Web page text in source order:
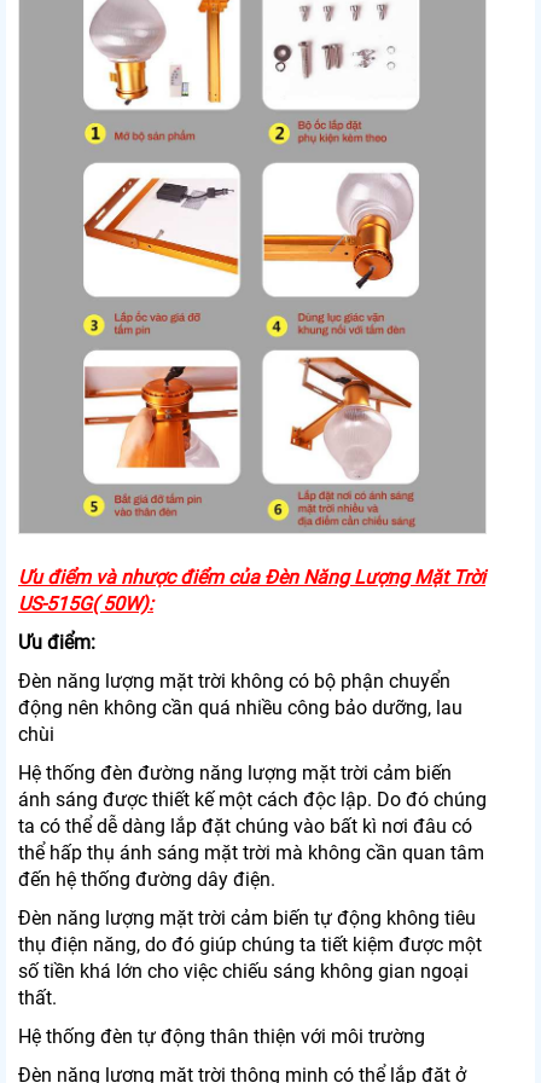
Ưu điểm và nhược điểm của Đèn Năng Lượng Mặt Trời
US-515G( 50W):
Ưu điểm:
Đèn năng lượng mặt trời không có bộ phận chuyển
động nên không cần quá nhiều công bảo dưỡng, lau
chùi
Hệ thống đèn đường năng lượng mặt trời cảm biến
ánh sáng được thiết kế một cách độc lập. Do đó chúng
ta có thể dễ dàng lắp đặt chúng vào bất kì nơi đâu có
thể hấp thụ ánh sáng mặt trời mà không cần quan tâm
đến hệ thống đường dây điện.
Đèn năng lượng mặt trời cảm biến tự động không tiêu
thụ điện năng, do đó giúp chúng ta tiết kiệm được một
số tiền khá lớn cho việc chiếu sáng không gian ngoại
thất.
Hệ thống đèn tự động thân thiện với môi trường
Đèn năng lượng mặt trời thông minh có thể lắp đặt ở